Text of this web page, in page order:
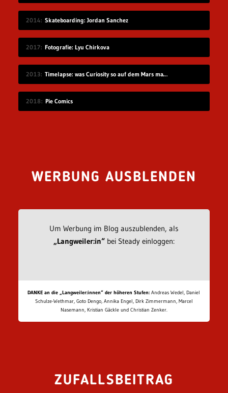
2014 Skateboarding: Jordan Sanchez
2017 Fotografie: Lyu Chirkova
2013 Timelapse: was Curiosity so auf dem Mars macht
2018 Pie Comics
WERBUNG AUSBLENDEN
Um Werbung im Blog auszublenden, als
„Langweiler:in“bei Steady einloggen:
DANKE an die „Langweiler:innen“ der höheren Stufen: Andreas Wedel, Daniel
Schulze-Wethmar, Goto Dengo, Annika Engel, Dirk Zimmermann, Marcel
Nasemann, Kristian Gäckle und Christian Zenker.
ZUFALLSBEITRAG